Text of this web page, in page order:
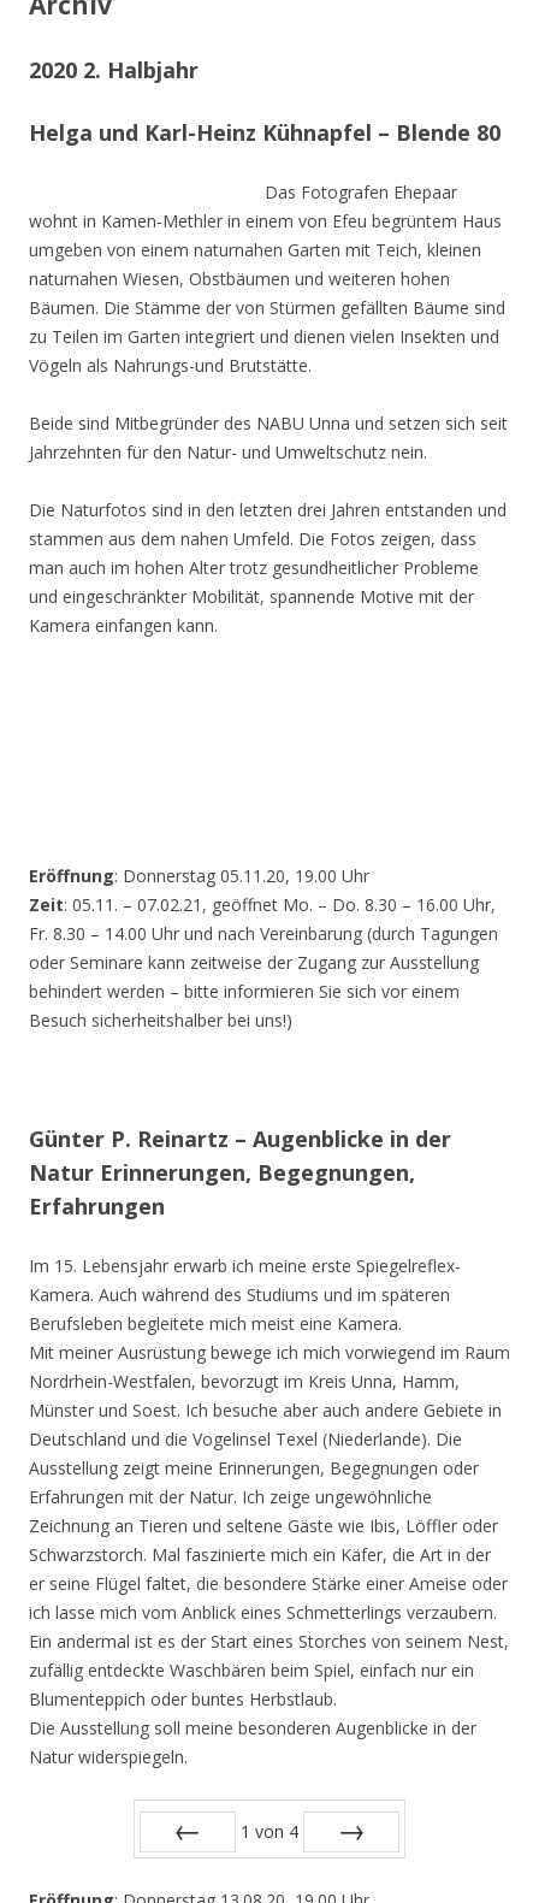
2020 2. Halbjahr
Helga und Karl-Heinz Kühnapfel – Blende 80
Das Fotografen Ehepaar
wohnt in Kamen-Methler in einem von Efeu begrüntem Haus
umgeben von einem naturnahen Garten mit Teich, kleinen
naturnahen Wiesen, Obstbäumen und weiteren hohen
Bäumen. Die Stämme der von Stürmen gefällten Bäume sind
zu Teilen im Garten integriert und dienen vielen Insekten und
Vögeln als Nahrungs-und Brutstätte.
Beide sind Mitbegründer des NABU Unna und setzen sich seit
Jahrzehnten für den Natur- und Umweltschutz nein.
Die Naturfotos sind in den letzten drei Jahren entstanden und
stammen aus dem nahen Umfeld. Die Fotos zeigen, dass
man auch im hohen Alter trotz gesundheitlicher Probleme
und eingeschränkter Mobilität, spannende Motive mit der
Kamera einfangen kann.
Eröffnung: Donnerstag 05.11.20, 19.00 Uhr
Zeit: 05.11. – 07.02.21, geöffnet Mo. – Do. 8.30 – 16.00 Uhr,
Fr. 8.30 – 14.00 Uhr und nach Vereinbarung (durch Tagungen
oder Seminare kann zeitweise der Zugang zur Ausstellung
behindert werden – bitte informieren Sie sich vor einem
Besuch sicherheitshalber bei uns!)
Günter P. Reinartz – Augenblicke in der
Natur Erinnerungen, Begegnungen,
Erfahrungen
Im 15. Lebensjahr erwarb ich meine erste Spiegelreflex-
Kamera. Auch während des Studiums und im späteren
Berufsleben begleitete mich meist eine Kamera.
Mit meiner Ausrüstung bewege ich mich vorwiegend im Raum
Nordrhein-Westfalen, bevorzugt im Kreis Unna, Hamm,
Münster und Soest. Ich besuche aber auch andere Gebiete in
Deutschland und die Vogelinsel Texel (Niederlande). Die
Ausstellung zeigt meine Erinnerungen, Begegnungen oder
Erfahrungen mit der Natur. Ich zeige ungewöhnliche
Zeichnung an Tieren und seltene Gäste wie Ibis, Löffler oder
Schwarzstorch. Mal faszinierte mich ein Käfer, die Art in der
er seine Flügel faltet, die besondere Stärke einer Ameise oder
ich lasse mich vom Anblick eines Schmetterlings verzaubern.
Ein andermal ist es der Start eines Storches von seinem Nest,
zufällig entdeckte Waschbären beim Spiel, einfach nur ein
Blumenteppich oder buntes Herbstlaub.
Die Ausstellung soll meine besonderen Augenblicke in der
Natur widerspiegeln.
1 von 4